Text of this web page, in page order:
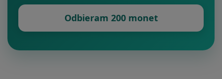
Odbieram 200 monet